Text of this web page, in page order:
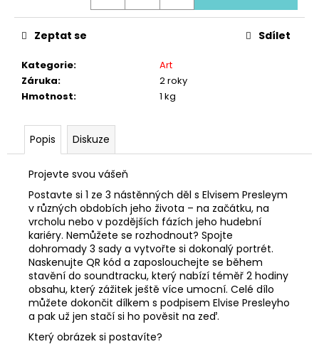
Kategorie:
Art
Záruka:
2 roky
Hmotnost: 1 kg
Zeptat se Sdílet
Popis Diskuze
Projevte svou vášeň
Postavte si 1 ze 3 nástěnných děl s Elvisem Presleym
v různých obdobích jeho života – na začátku, na
vrcholu nebo v pozdějších fázích jeho hudební
kariéry. Nemůžete se rozhodnout? Spojte
dohromady 3 sady a vytvořte si dokonalý portrét.
Naskenujte QR kód a zaposlouchejte se během
stavění do soundtracku, který nabízí téměř 2 hodiny
obsahu, který zážitek ještě více umocní. Celé dílo
můžete dokončit dílkem s podpisem Elvise Presleyho
a pak už jen stačí si ho pověsit na zeď.
Který obrázek si postavíte?
40779
ROK
KONĚ
239